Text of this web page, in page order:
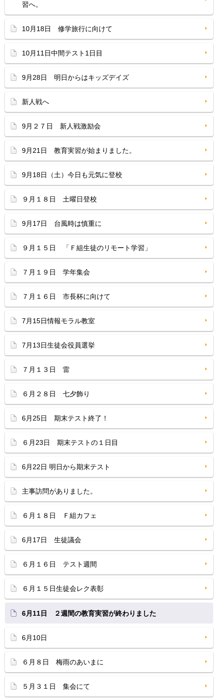
習へ。
10月18日 修学旅行に向けて
10月11日中間テスト1日目
9月28日 明日からはキッズデイズ
新人戦へ
9月２７日 新人戦激励会
9月21日 教育実習が始まりました。
9月18日（土）今日も元気に登校
９月１８日 土曜日登校
9月17日 台風時は慎重に
９月１５日 「Ｆ組生徒のリモート学習」
７月１９日 学年集会
７月１６日 市長杯に向けて
7月15日情報モラル教室
7月13日生徒会役員選挙
７月１３日 雷
６月２８日 七夕飾り
6月25日 期末テスト終了！
６月23日 期末テストの１日目
6月22日 明日から期末テスト
主事訪問がありました。
６月１８日 Ｆ組カフェ
6月17日 生徒議会
６月１６日 テスト週間
６月１５日生徒会レク表彰
6月11日 ２週間の教育実習が終わりました
6月10日
６月８日 梅雨のあいまに
５月３１日 集会にて